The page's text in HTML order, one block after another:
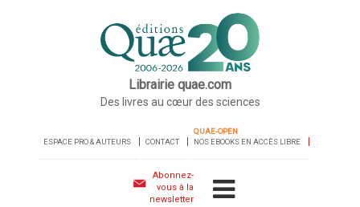
Librairie quae.com
Des livres au cœur des sciences
ESPACE PRO & AUTEURS CONTACT
QUAE-OPEN
NOS EBOOKS EN ACCÈS LIBRE
Abonnez-
vous à la
newsletter